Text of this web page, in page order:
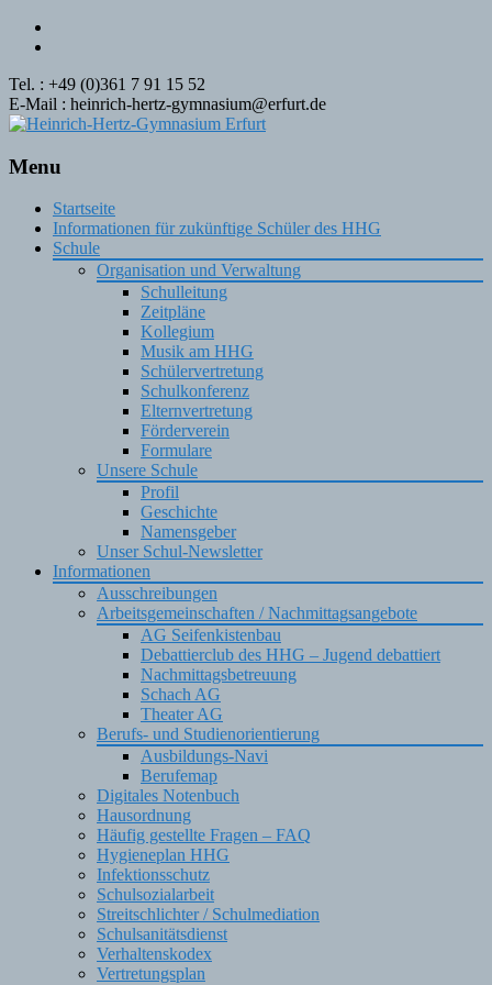
Tel. : +49 (0)361 7 91 15 52
E-Mail : heinrich-hertz-gymnasium@erfurt.de
Menu
Skip
content
Startseite
Informationen für zukünftige Schüler des HHG
Schule
Organisation und Verwaltung
Schulleitung
Zeitpläne
Kollegium
Musik am HHG
Schülervertretung
Schulkonferenz
Elternvertretung
Förderverein
Formulare
Unsere Schule
Profil
Geschichte
Namensgeber
Unser Schul-Newsletter
Informationen
Ausschreibungen
Arbeitsgemeinschaften / Nachmittagsangebote
AG Seifenkistenbau
Debattierclub des HHG – Jugend debattiert
Nachmittagsbetreuung
Schach AG
Theater AG
Berufs- und Studienorientierung
Ausbildungs-Navi
Berufemap
Digitales Notenbuch
Hausordnung
Häufig gestellte Fragen – FAQ
Hygieneplan HHG
Infektionsschutz
Schulsozialarbeit
Streitschlichter / Schulmediation
Schulsanitätsdienst
Verhaltenskodex
Vertretungsplan